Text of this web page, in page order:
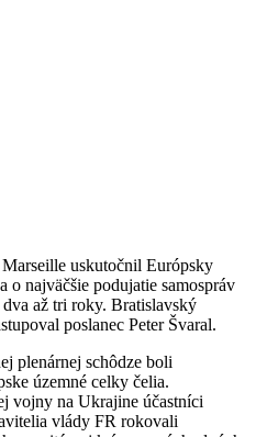
uskutočnil Európsky
o najväčšie podujatie samospráv
až tri roky. Bratislavský
poslanec Peter Švaral.
plenárnej schôdze boli
územné celky čelia.
vojny na Ukrajine účastníci
vlády FR rokovali